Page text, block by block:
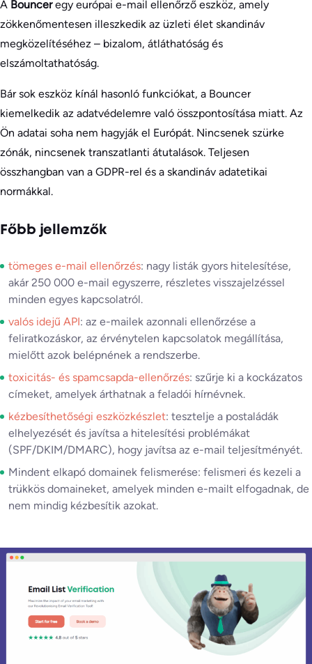
A Bounceregy európai e-mail ellenőrző eszköz, amely
zökkenőmentesen illeszkedik az üzleti élet skandináv
megközelítéséhez – bizalom, átláthatóság és
elszámoltathatóság.
Bár sok eszköz kínál hasonló funkciókat, a Bouncer
kiemelkedik az adatvédelemre való összpontosítása miatt. Az
Ön adatai soha nem hagyják el Európát. Nincsenek szürke
zónák, nincsenek transzatlanti átutalások. Teljesen
összhangban van a GDPR-rel és a skandináv adatetikai
normákkal.
Főbb jellemzők
tömeges e-mail ellenőrzés: nagy listák gyors hitelesítése,
akár 250 000 e-mail egyszerre, részletes visszajelzéssel
minden egyes kapcsolatról.
valós idejű API: az e-mailek azonnali ellenőrzése a
feliratkozáskor, az érvénytelen kapcsolatok megállítása,
mielőtt azok belépnének a rendszerbe.
toxicitás- és spamcsapda-ellenőrzés: szűrje ki a kockázatos
címeket, amelyek árthatnak a feladói hírnévnek.
kézbesíthetőségi eszközkészlet: tesztelje a postaládák
elhelyezését és javítsa a hitelesítési problémákat
(SPF/DKIM/DMARC), hogy javítsa az e-mail teljesítményét.
Mindent elkapó domainek felismerése: felismeri és kezeli a
trükkös domaineket, amelyek minden e-mailt elfogadnak, de
nem mindig kézbesítik azokat.